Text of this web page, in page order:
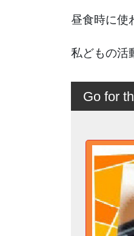
昼食時に使
私どもの活
Go for